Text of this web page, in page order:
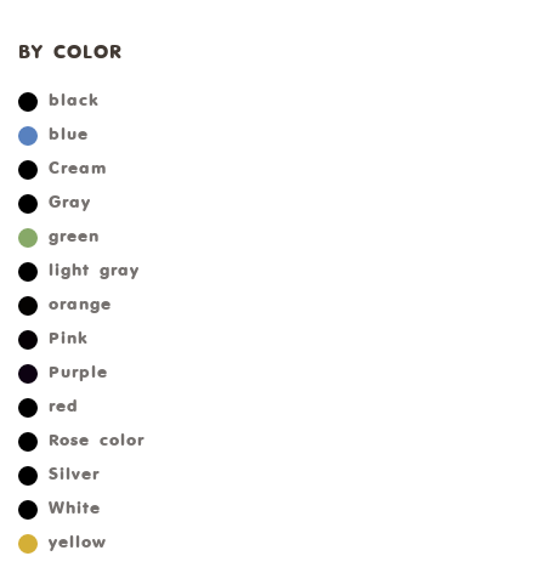
BY COLOR
black
blue
Cream
Gray
green
light gray
orange
Pink
Purple
red
Rose color
Silver
White
yellow